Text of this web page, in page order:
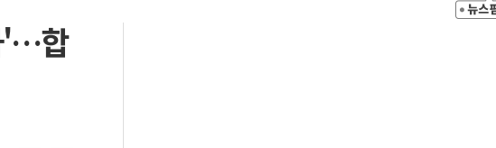
…써밋 클라비온 59㎡ 18억원대
복되는 국토부-서울시 '정책 엇박자'
'…합